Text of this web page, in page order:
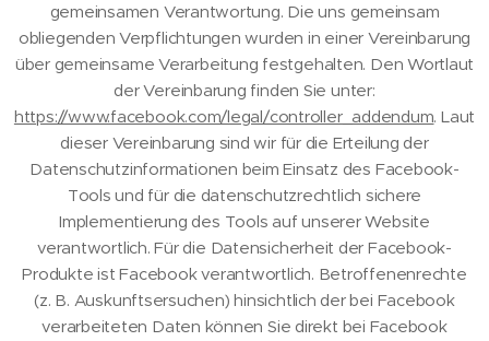
gemeinsamen Verantwortung. Die uns gemeinsam
obliegenden Verpflichtungen wurden in einer Vereinbarung
über gemeinsame Verarbeitung festgehalten. Den Wortlaut
der Vereinbarung finden Sie unter:
https://www.facebook.com/legal/controller_addendum. Laut
dieser Vereinbarung sind wir für die Erteilung der
Datenschutzinformationen beim Einsatz des Facebook-
Tools und für die datenschutzrechtlich sichere
Implementierung des Tools auf unserer Website
verantwortlich. Für die Datensicherheit der Facebook-
Produkte ist Facebook verantwortlich. Betroffenenrechte
(z. B. Auskunftsersuchen) hinsichtlich der bei Facebook
verarbeiteten Daten können Sie direkt bei Facebook